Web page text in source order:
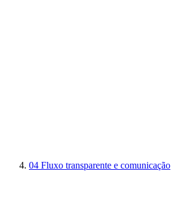
04 Fluxo transparente e comunicação